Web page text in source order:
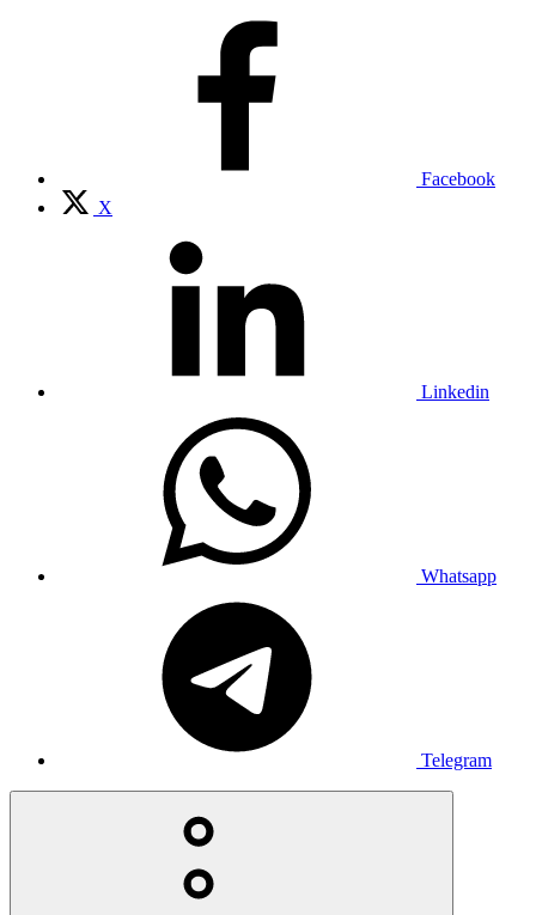
Facebook
X
Linkedin
Whatsapp
Telegram